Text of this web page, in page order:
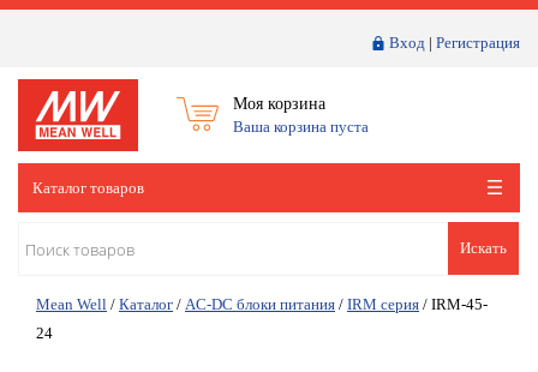
Вход | Регистрация
Моя корзина
Ваша корзина пуста
Каталог товаров
Искать
Mean Well / Каталог / AC-DC блоки питания / IRM серия / IRM-45-
24